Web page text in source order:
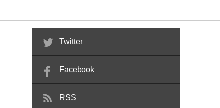
Twitter
Facebook
RSS